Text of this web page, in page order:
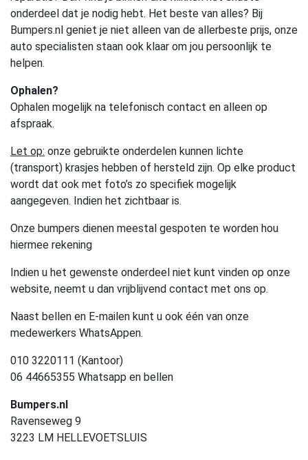
onderdeel dat je nodig hebt. Het beste van alles? Bij
Bumpers.nl geniet je niet alleen van de allerbeste prijs, onze
auto specialisten staan ook klaar om jou persoonlijk te
helpen.
Ophalen?
Ophalen mogelijk na telefonisch contact en alleen op
afspraak.
Let op: onze gebruikte onderdelen kunnen lichte
(transport) krasjes hebben of hersteld zijn. Op elke product
wordt dat ook met foto’s zo specifiek mogelijk
aangegeven. Indien het zichtbaar is.
Onze bumpers dienen meestal gespoten te worden hou
hiermee rekening
Indien u het gewenste onderdeel niet kunt vinden op onze
website, neemt u dan vrijblijvend contact met ons op.
Naast bellen en E-mailen kunt u ook één van onze
medewerkers WhatsAppen.
010 3220111 (Kantoor)
06 44665355 Whatsapp en bellen
Bumpers.nl
Ravenseweg 9
3223 LM HELLEVOETSLUIS